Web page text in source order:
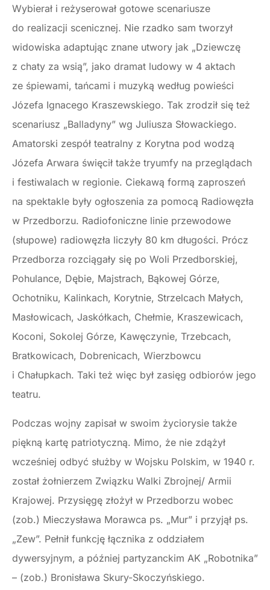
Wybierał i reżyserował gotowe scenariusze
do realizacji scenicznej. Nie rzadko sam tworzył
widowiska adaptując znane utwory jak „Dziewczę
z chaty za wsią”, jako dramat ludowy w 4 aktach
ze śpiewami, tańcami i muzyką według powieści
Józefa Ignacego Kraszewskiego. Tak zrodził się też
scenariusz „Balladyny” wg Juliusza Słowackiego.
Amatorski zespół teatralny z Korytna pod wodzą
Józefa Arwara święcił także tryumfy na przeglądach
i festiwalach w regionie. Ciekawą formą zaproszeń
na spektakle były ogłoszenia za pomocą Radiowęzła
w Przedborzu. Radiofoniczne linie przewodowe
(słupowe) radiowęzła liczyły 80 km długości. Prócz
Przedborza rozciągały się po Woli Przed­borskiej,
Pohulance, Dębie, Majstrach, Bąkowej Górze,
Ochotniku, Kalinkach, Korytnie, Strzelcach Małych,
Masłowicach, Jaskółkach, Chełmie, Kraszewicach,
Koconi, Sokolej Górze, Kawęczynie, Trzebcach,
Bratkowicach, Dobrenicach, Wierzbowcu
i Chałupkach. Taki też więc był zasięg odbiorów jego
teatru.
Podczas wojny zapisał w swoim życiorysie także
piękną kartę patriotyczną. Mimo, że nie zdążył
wcześniej odbyć służby w Wojsku Polskim, w 1940 r.
został żołnierzem Związku Walki Zbrojnej/ Armii
Krajowej. Przysięgę złożył w Przedborzu wobec
(zob.) Mieczysława Morawca ps. „Mur” i przyjął ps.
„Zew”. Pełnił funkcję łącznika z oddziałem
dywersyjnym, a później partyzanckim AK „Robotnika”
– (zob.) Bronisława Skury-Skoczyńskiego.